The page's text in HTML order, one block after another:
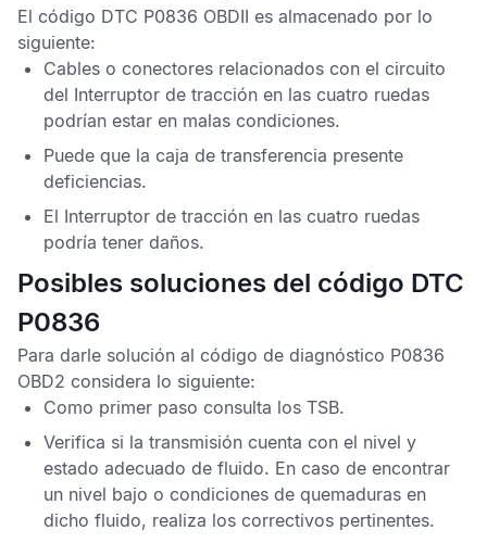
El código DTC P0836 OBDII es almacenado por lo
siguiente:
Cables o conectores relacionados con el circuito
del Interruptor de tracción en las cuatro ruedas
podrían estar en malas condiciones.
Puede que la caja de transferencia presente
deficiencias.
El Interruptor de tracción en las cuatro ruedas
podría tener daños.
Posibles soluciones del código DTC
P0836
Para darle solución al código de diagnóstico P0836
OBD2 considera lo siguiente:
Como primer paso consulta los TSB.
Verifica si la transmisión cuenta con el nivel y
estado adecuado de fluido. En caso de encontrar
un nivel bajo o condiciones de quemaduras en
dicho fluido, realiza los correctivos pertinentes.